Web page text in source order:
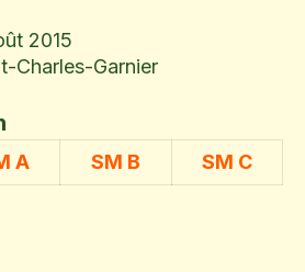
2015
Charles-Garnier
A SM B SM C